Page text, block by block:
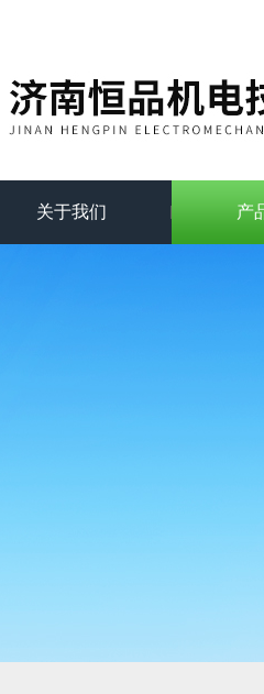
关于我们 产